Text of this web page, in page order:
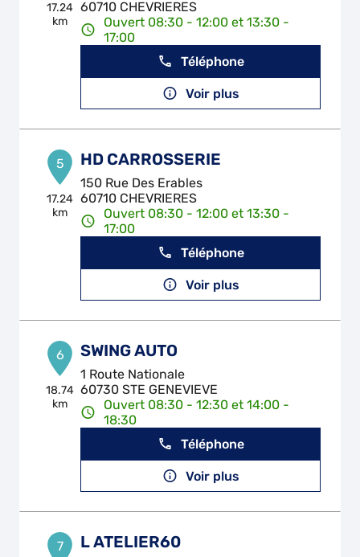
17.24
km
60710 CHEVRIERES
Ouvert 08:30 - 12:00 et 13:30 -
17:00
Téléphone
Voir plus
5
17.24
km
HD CARROSSERIE
150 Rue Des Erables
60710 CHEVRIERES
Ouvert 08:30 - 12:00 et 13:30 -
17:00
Téléphone
Voir plus
6
18.74
km
SWING AUTO
1 Route Nationale
60730 STE GENEVIEVE
Ouvert 08:30 - 12:30 et 14:00 -
18:30
Téléphone
Voir plus
7 L ATELIER60